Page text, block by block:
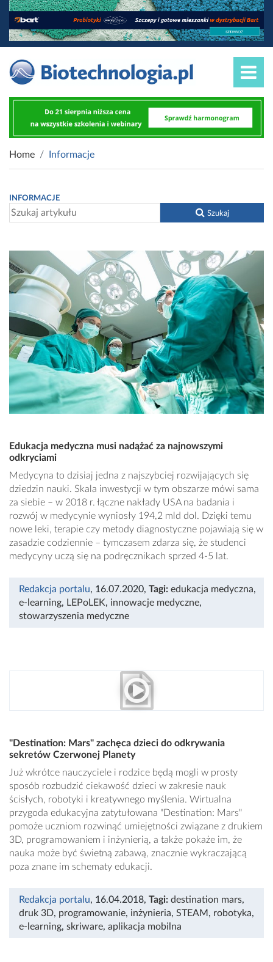
Home Informacje
INFORMACJE
Szukaj
Edukacja medyczna musi nadążać za najnowszymi
odkryciami
Medycyna to dzisiaj jedna z najszybciej rozwijających się
dziedzin nauki. Skala inwestycji w tym obszarze mówi sama
za siebie – w 2018 r. łączne nakłady USA na badania i
rozwój w medycynie wyniosły 194,2 mld dol. Dzięki temu
nowe leki, terapie czy metody diagnostyczne pojawiają się w
zasadzie codziennie – tymczasem zdarza się, że studenci
medycyny uczą się na podręcznikach sprzed 4-5 lat.
Redakcja portalu, 16.07.2020, Tagi: edukacja medyczna,
e-learning, LEPoLEK, innowacje medyczne,
stowarzyszenia medyczne
"Destination: Mars" zachęca dzieci do odkrywania
sekretów Czerwonej Planety
Już wkrótce nauczyciele i rodzice będą mogli w prosty
sposób rozbudzić ciekawość dzieci w zakresie nauk
ścisłych, robotyki i kreatywnego myślenia. Wirtualna
przygoda edukacyjna zatytułowana "Destination: Mars"
pomoże uczniom rozwinąć umiejętności związane z drukiem
3D, programowaniem i inżynierią, a także pokaże im, że
nauka może być świetną zabawą, znacznie wykraczającą
poza znane im schematy edukacji.
Redakcja portalu, 16.04.2018, Tagi: destination mars,
druk 3D, programowanie, inżynieria, STEAM, robotyka,
e-learning, skriware, aplikacja mobilna